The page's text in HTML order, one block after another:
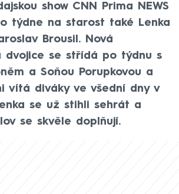
show CNN Prima NEWS
týdne na starost také Lenka
Brousil. Nová
dvojice se střídá po týdnu s
a Soňou Porupkovou a
vítá diváky ve všední dny v
se už stihli sehrát a
se skvěle doplňují.